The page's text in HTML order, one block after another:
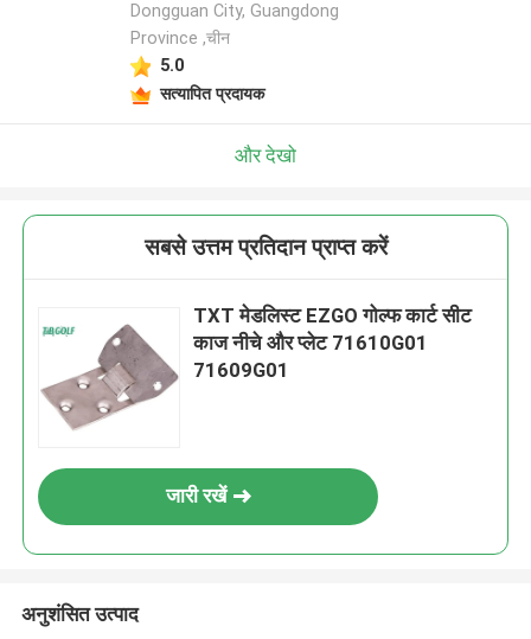
Dongguan City, Guangdong
Province ,चीन
5.0
सत्यापित प्रदायक
और देखो
सबसे उत्तम प्रतिदान प्राप्त करें
TXT मेडलिस्ट EZGO गोल्फ कार्ट सीट
काज नीचे और प्लेट 71610G01
71609G01
जारी रखें
अनुशंसित उत्पाद